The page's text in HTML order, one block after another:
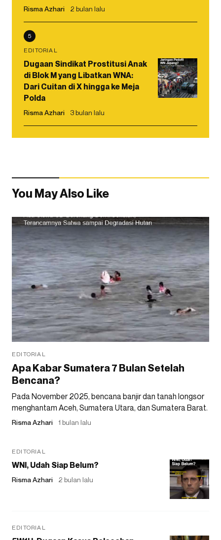
Risma Azhari 2 bulan lalu
5
EDITORIAL
Dugaan Sindikat Prostitusi Anak
di Blok M yang Libatkan WNA:
Dari Cuitan di X hingga ke Meja
Polda
Risma Azhari 3 bulan lalu
You May Also Like
EDITORIAL
Apa Kabar Sumatera 7 Bulan Setelah
Bencana?
Pada November 2025, bencana banjir dan tanah longsor
menghantam Aceh, Sumatera Utara, dan Sumatera Barat.
Risma Azhari 1 bulan lalu
EDITORIAL
WNI, Udah Siap Belum?
Risma Azhari 2 bulan lalu
EDITORIAL